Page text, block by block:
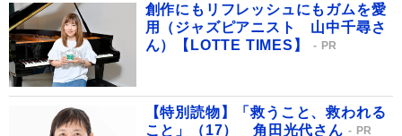
創作にもリフレッシュにもガムを愛
用（ジャズピアニスト 山中千尋さ
ん）【LOTTE TIMES】
PR
【特別読物】「救うこと、救われる
こと」（17） 角田光代さん
PR